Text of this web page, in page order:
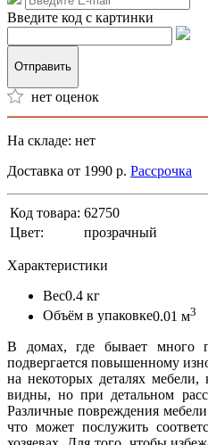
Введите код с картинки
Отправить
нет оценок
На складе: нет
Доставка от 1990 р. Рассрочка
Код товара: 62750
Цвет:
прозрачный
Характеристики
Вес0.4 кг
Объём в упаковке0.01 м3
В домах, где бывает много
подвергается повышенному
на некоторых деталях
видны, но при детальном
Различные повреждения
что может послужить